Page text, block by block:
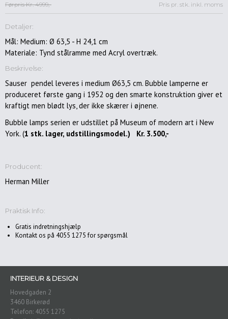
Førpris Kr. 4999,- Pris pr. stk. inkl. moms
Detaljer:
Mål: Medium: Ø 63,5 - H 24,1 cm
Materiale: Tynd stålramme med Acryl overtræk.
Beskrivelse:
Sauser pendel leveres i medium Ø63,5 cm. Bubble lamperne er
produceret første gang i 1952 og den smarte konstruktion giver et
kraftigt men blødt lys, der ikke skærer i øjnene.
Bubble lamps serien er udstillet på Museum of modern art i New
York. (1 stk. lager, udstillingsmodel.) Kr. 3.500,-
Producent:
Herman Miller
Praktisk Info:
Gratis indretningshjælp
Kontakt os på 4055 1275 for spørgsmål
INTERIEUR & DESIGN
Hovedgaden 2
3460 Birkerød
Telefon: 4055 1275
Musik
Hifimøbler
Skriveborde
&
konsoller
møbler
Havemøbler
Accessories
Puder
Malerier
&
Gardiner
Gulvlamper
Pendler/loftlamper
Bordlamper